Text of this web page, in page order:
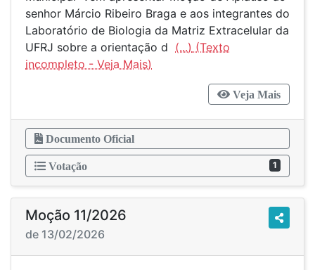
senhor Márcio Ribeiro Braga e aos integrantes do
Laboratório de Biologia da Matriz Extracelular da
UFRJ sobre a orientação d (...)
Veja Mais
Documento Oficial
Votação 1
Moção 11/2026
de 13/02/2026